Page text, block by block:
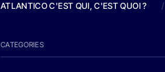
ATLANTICO C'EST QUI, C'EST QUOI ? /
CATEGORIES